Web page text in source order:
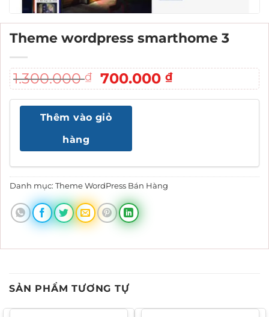
Theme wordpress smarthome 3
1.300.000₫
Giá
gốc
là:
1.300.000 ₫.
700.000₫Giá
hiện
Thêm vào giỏ
hàng
Danh mục: Theme WordPress Bán Hàng
SẢN PHẨM TƯƠNG TỰ